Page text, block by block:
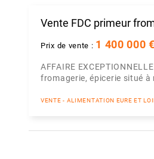
Vente FDC primeur
Prix de vente : 1 400 000 €
AFFAIRE
fromagerie, épicerie situé
VENTE - ALIMENTATION EURE ET